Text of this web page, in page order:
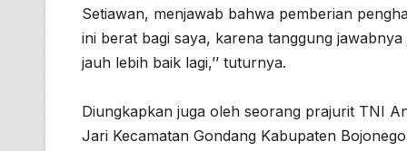
Setiawan, menjawab bahwa pemberian
ini berat bagi saya, karena tanggung
jauh lebih baik lagi,’’ tuturnya.
Diungkapkan juga oleh seorang prajurit TNI
Jari Kecamatan Gondang Kabupaten